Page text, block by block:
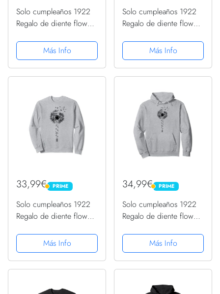
Solo cumpleaños 1922
Regalo de diente flower
con Capucha
Más Info
Solo cumpleaños 1922
Regalo de diente flower
Más Info
33,99€ PRIME
PRIME
Solo cumpleaños 1922
Regalo de diente flower
Más Info
34,99€ PRIME
PRIME
Solo cumpleaños 1922
Regalo de diente flower
con Capucha
Más Info